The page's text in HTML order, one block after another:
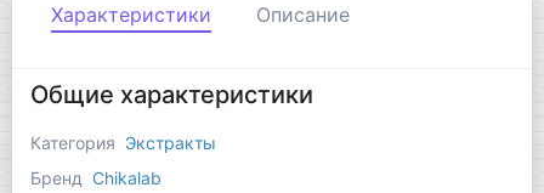
Характеристики Описание
Общие характеристики
Категория Экстракты
Бренд
Chikalab